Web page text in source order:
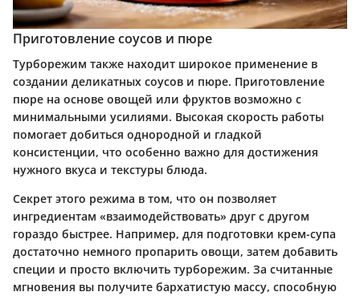
Приготовление соусов и пюре
Турборежим также находит широкое применение в
создании деликатных соусов и пюре. Приготовление
пюре на основе овощей или фруктов возможно с
минимальными усилиями. Высокая скорость работы
помогает добиться однородной и гладкой
консистенции, что особенно важно для достижения
нужного вкуса и текстуры блюда.
Секрет этого режима в том, что он позволяет
ингредиентам «взаимодействовать» друг с другом
гораздо быстрее. Например, для подготовки крем-супа
достаточно немного пропарить овощи, затем добавить
специи и просто включить турборежим. За считанные
мгновения вы получите бархатистую массу, способную